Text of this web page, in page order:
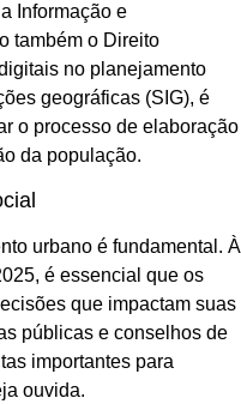
Informação e
também o Direito
no planejamento
geográficas (SIG), é
o processo de elaboração
da população.
urbano é fundamental. À
é essencial que os
que impactam suas
públicas e conselhos de
importantes para
ouvida.